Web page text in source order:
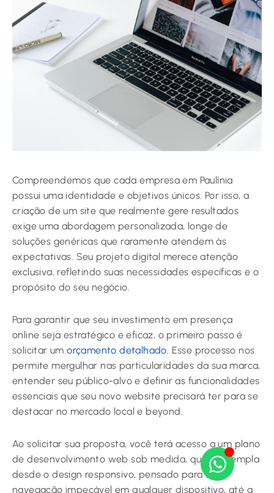
Compreendemos que cada empresa em Paulínia
possui uma identidade e objetivos únicos. Por isso, a
criação de um site que realmente gere resultados
exige uma abordagem personalizada, longe de
soluções genéricas que raramente atendem às
expectativas. Seu projeto digital merece atenção
exclusiva, refletindo suas necessidades específicas e o
propósito do seu negócio.
Para garantir que seu investimento em presença
online seja estratégico e eficaz, o primeiro passo é
solicitar umorçamento detalhado . Esse processo nos
permite mergulhar nas particularidades da sua marca,
entender seu público-alvo e definir as funcionalidades
essenciais que seu novo website precisará ter para se
destacar no mercado local e beyond.
Ao solicitar sua proposta, você terá acesso a um plano
de desenvolvimento web sob medida, que contempla
desde o design responsivo, pensado para uma
navegação impecável em qualquer dispositivo, até a